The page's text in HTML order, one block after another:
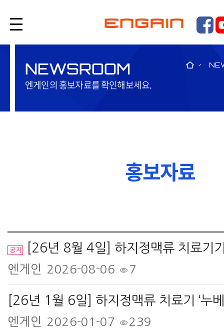
NEWSROOM
엔게인의 홍보자료를 확인해보세요.
홍보자료
공지 [26년 8월 4일] 하지정맥류 치료기기 '누베나' 단일기
엔게인 2026-08-06 7
엔게인 2026-01-07 239